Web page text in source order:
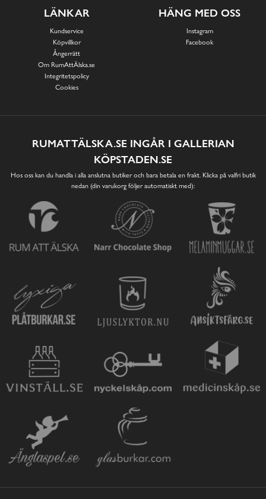
LÄNKAR
Kundservice
Köpvillkor
Ångerrätt
Om RumAttÄlska.se
Integritetspolicy
Cookies
HÄNG MED OSS
Instagram
Facebook
RUMATTÄLSKA.SE INGÅR I GALLERIAN
KÖPSTADEN.SE
Hos oss kan du handla i alla anslutna butiker och bara betala en frakt. Klicka på valfri butik
nedan (din varukorg följer automatiskt med):